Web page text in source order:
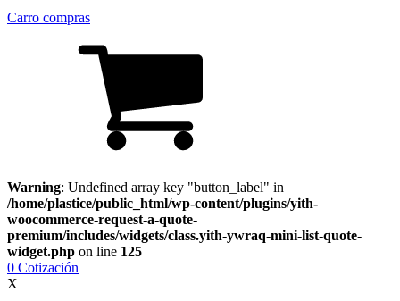
Carro compras
Warning: Undefined array key "button_label" in
/home/plastice/public_html/wp-content/plugins/yith-
woocommerce-request-a-quote-
premium/includes/widgets/class.yith-ywraq-mini-list-quote-
widget.php on line 125
0 Cotización
X